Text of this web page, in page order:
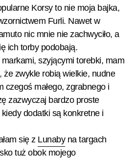
Korsy to nie moja bajka,
Furli. Nawet w
nic mnie nie zachwyciło, a
ich torby podobają.
markami, szyjącymi torebki, mam
że zwykle robią wielkie, nudne
czegoś małego, zgrabnego i
zazwyczaj bardzo proste
dodatki są konkretne i
się z Lunabyna targach
tuż obok mojego